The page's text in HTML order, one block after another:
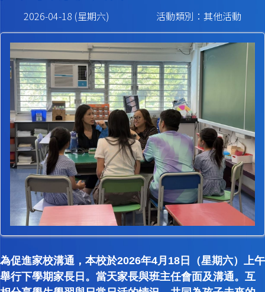
2026-04-18 (星期六) 活動類別：其他活動
為促進家校溝通，本校於2026年4月18日（星期六）上午
舉行下學期家長日。當天家長與班主任會面及溝通。互